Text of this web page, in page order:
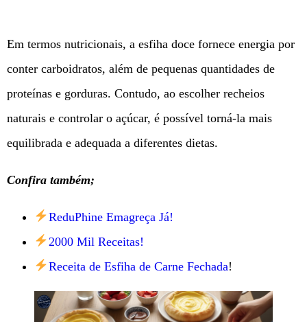
Em termos nutricionais, a esfiha doce fornece energia por
conter carboidratos, além de pequenas quantidades de
proteínas e gorduras. Contudo, ao escolher recheios
naturais e controlar o açúcar, é possível torná-la mais
equilibrada e adequada a diferentes dietas.
Confira também;
ReduPhine Emagreça Já!
2000 Mil Receitas!
Receita de Esfiha de Carne Fechada!